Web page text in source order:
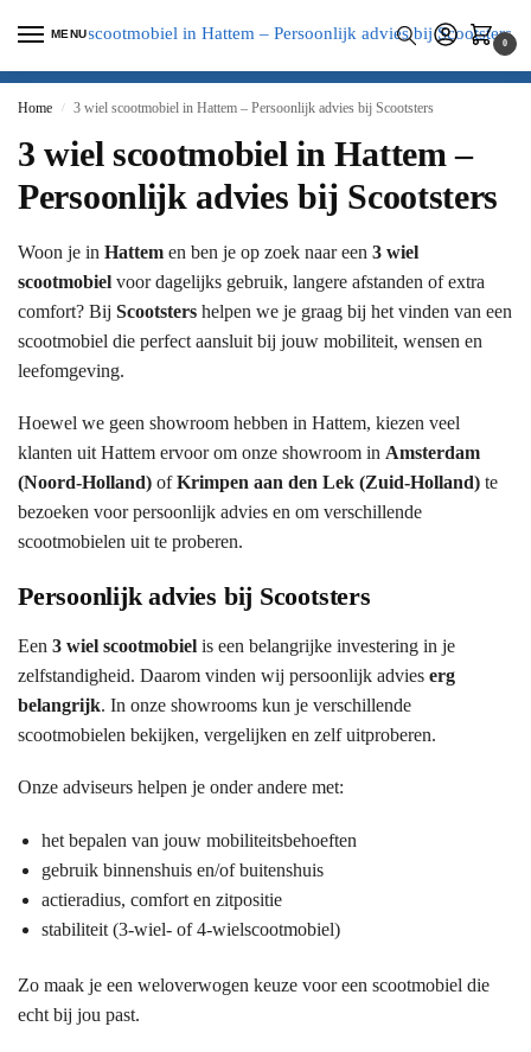
MENU
0
Home / 3 wiel scootmobiel in Hattem – Persoonlijk advies bij Scootsters
3 wiel scootmobiel in Hattem –
Persoonlijk advies bij Scootsters
Woon je in Hattem en ben je op zoek naar een 3 wiel
scootmobiel voor dagelijks gebruik, langere afstanden of extra
comfort? Bij Scootsters helpen we je graag bij het vinden van een
scootmobiel die perfect aansluit bij jouw mobiliteit, wensen en
leefomgeving.
Hoewel we geen showroom hebben in Hattem, kiezen veel
klanten uit Hattem ervoor om onze showroom in Amsterdam
(Noord-Holland) ofKrimpen aan den Lek (Zuid-Holland) te
bezoeken voor persoonlijk advies en om verschillende
scootmobielen uit te proberen.
Persoonlijk advies bij Scootsters
Een 3 wiel scootmobiel is een belangrijke investering in je
zelfstandigheid. Daarom vinden wij persoonlijk advies erg
belangrijk. In onze showrooms kun je verschillende
scootmobielen bekijken, vergelijken en zelf uitproberen.
Onze adviseurs helpen je onder andere met:
het bepalen van jouw mobiliteitsbehoeften
gebruik binnenshuis en/of buitenshuis
actieradius, comfort en zitpositie
stabiliteit (3-wiel- of 4-wielscootmobiel)
Zo maak je een weloverwogen keuze voor een scootmobiel die
echt bij jou past.